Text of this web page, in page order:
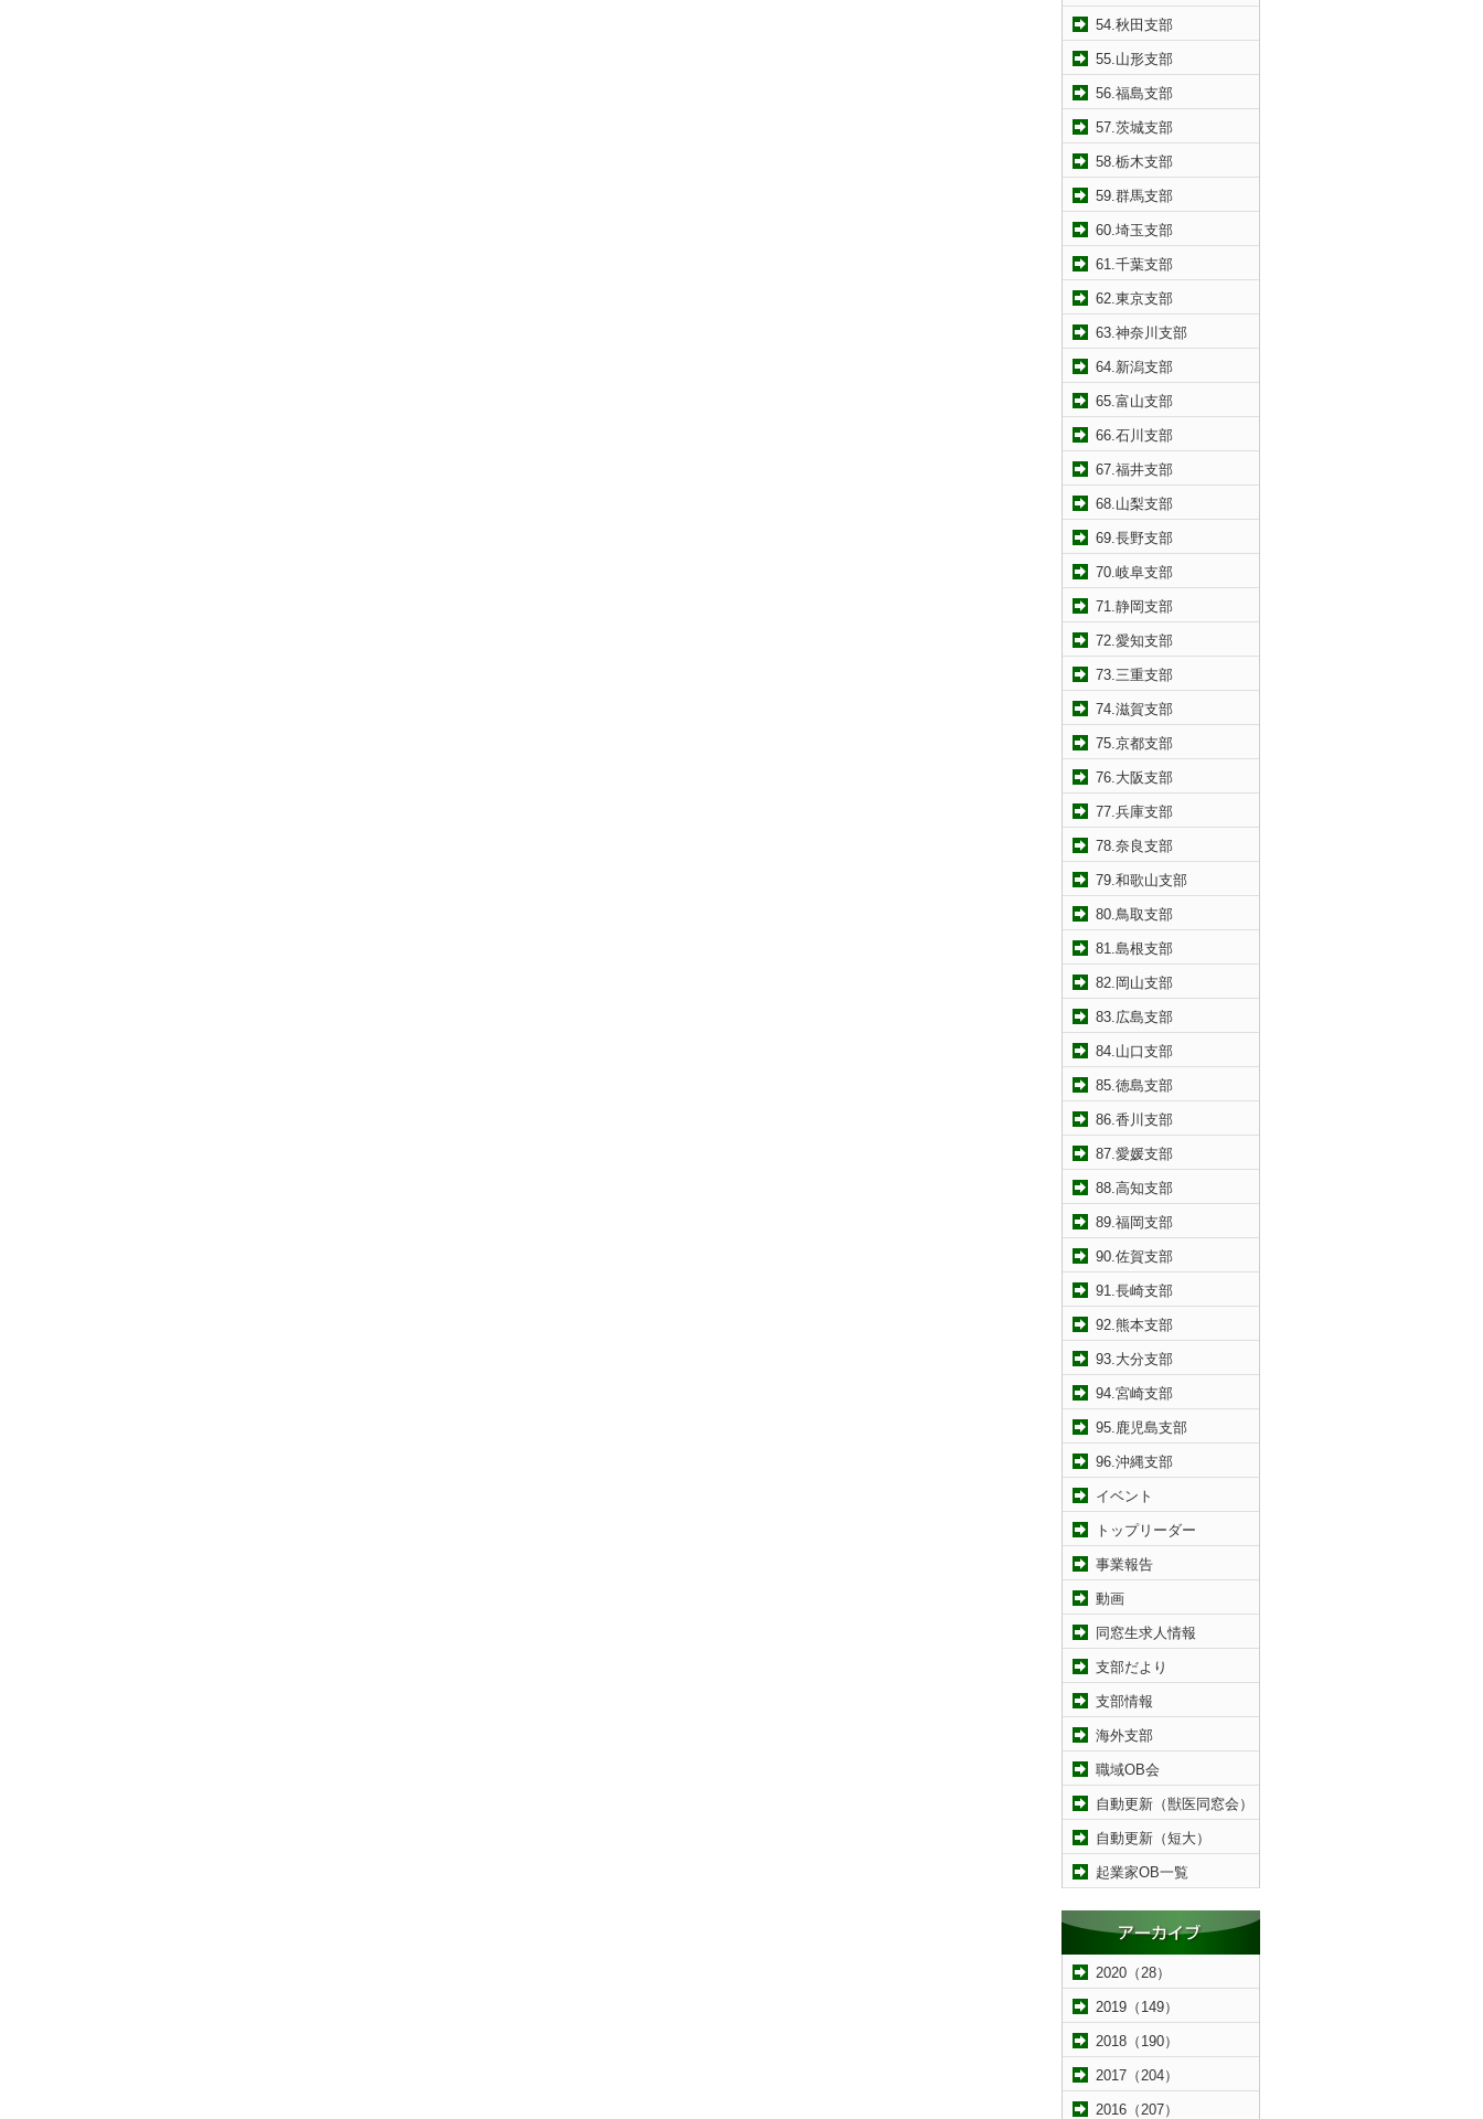
54.秋田支部
55.山形支部
56.福島支部
57.茨城支部
58.栃木支部
59.群馬支部
60.埼玉支部
61.千葉支部
62.東京支部
63.神奈川支部
64.新潟支部
65.富山支部
66.石川支部
67.福井支部
68.山梨支部
69.長野支部
70.岐阜支部
71.静岡支部
72.愛知支部
73.三重支部
74.滋賀支部
75.京都支部
76.大阪支部
77.兵庫支部
78.奈良支部
79.和歌山支部
80.鳥取支部
81.島根支部
82.岡山支部
83.広島支部
84.山口支部
85.徳島支部
86.香川支部
87.愛媛支部
88.高知支部
89.福岡支部
90.佐賀支部
91.長崎支部
92.熊本支部
93.大分支部
94.宮崎支部
95.鹿児島支部
96.沖縄支部
イベント
トップリーダー
事業報告
動画
同窓生求人情報
支部だより
支部情報
海外支部
職域OB会
自動更新（獣医同窓会）
自動更新（短大）
起業家OB一覧
2020（28）
2019（149）
2018（190）
2017（204）
2016（207）